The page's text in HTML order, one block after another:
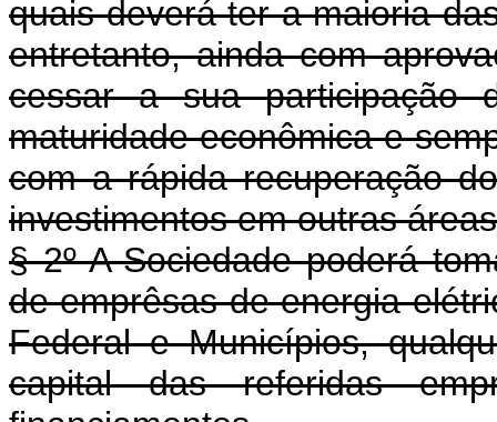
quais deverá ter a maioria
entretanto, ainda com
cessar a sua participação
maturidade econômica e
com a rápida recuperação
investimentos em outras
§ 2º A Sociedade poderá
de emprêsas de energia
Federal e Municípios,
capital das referidas